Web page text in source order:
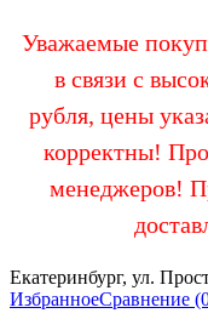
Уважаемые
в связи с
рубля, цены
корректны!
менеджеров!
Екатеринбург, ул.
ИзбранноеСравнение